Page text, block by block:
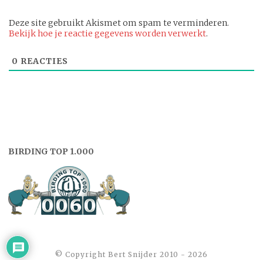
Deze site gebruikt Akismet om spam te verminderen.
Bekijk hoe je reactie gegevens worden verwerkt.
0 REACTIES
BIRDING TOP 1.000
©️ Copyright Bert Snijder 2010 - 2026